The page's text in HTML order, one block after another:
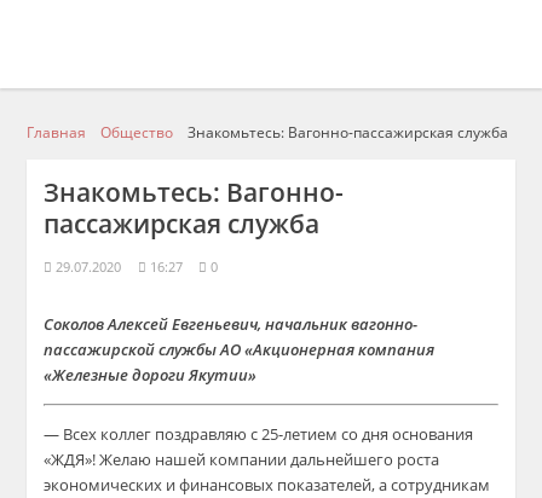
Главная Общество Знакомьтесь: Вагонно-пассажирская служба
Знакомьтесь: Вагонно-
пассажирская служба
29.07.2020 16:27 0
Соколов Алексей Евгеньевич, начальник вагонно-
пассажирской службы АО «Акционерная компания
«Железные дороги Якутии»
— Всех коллег поздравляю с 25-летием со дняоснования
«ЖДЯ»! Желаю нашей компании дальнейшего роста
экономических и финансовых показателей, а сотрудникам